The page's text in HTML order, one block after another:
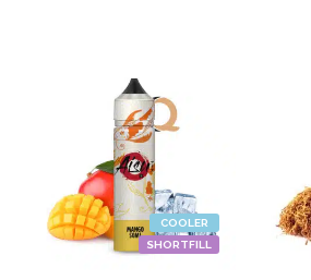
SHORTFILL
COOLER